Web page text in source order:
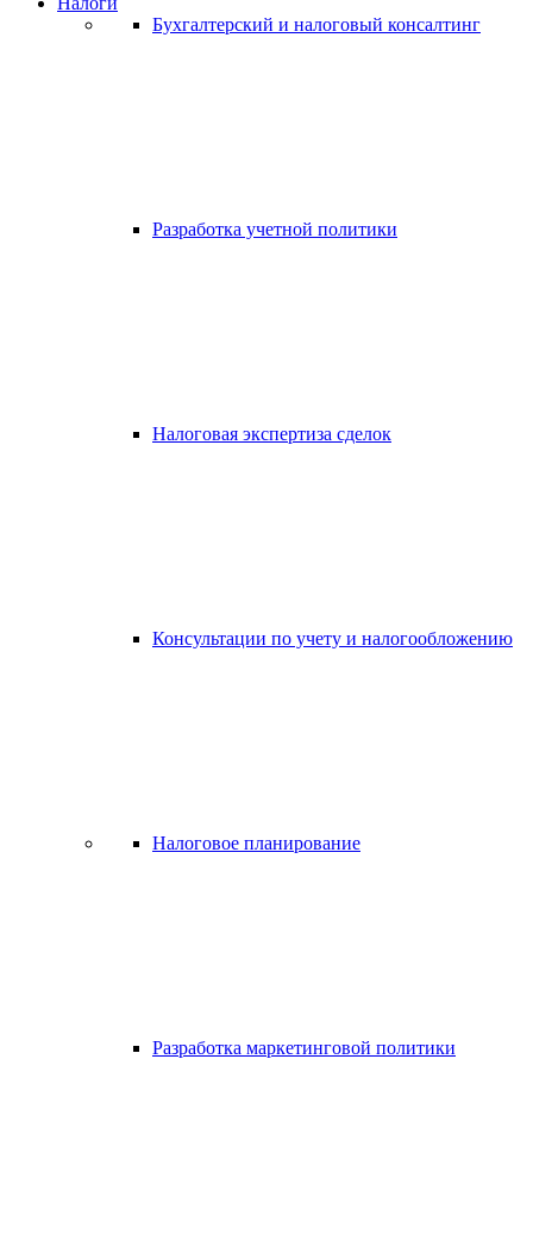
Бухгалтерский и налоговый консалтинг
Разработка учетной политики
Налоговая экспертиза сделок
Консультации по учету и налогообложению
Налоговое планирование
Разработка маркетинговой политики